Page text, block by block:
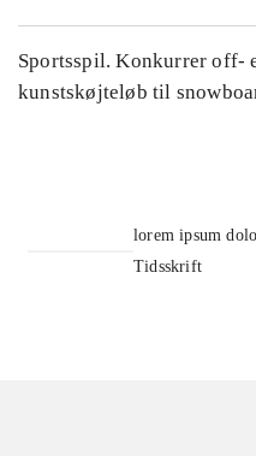
Sportsspil. Konkurrer off-
kunstskøjteløb til
lorem ipsum
Tidsskrift